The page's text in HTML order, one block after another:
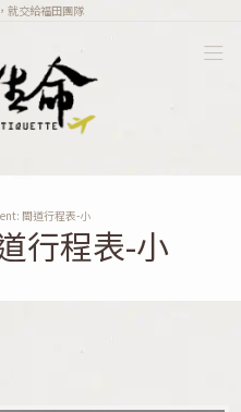
就交給福田團隊
閩道行程表-小
行程表-小